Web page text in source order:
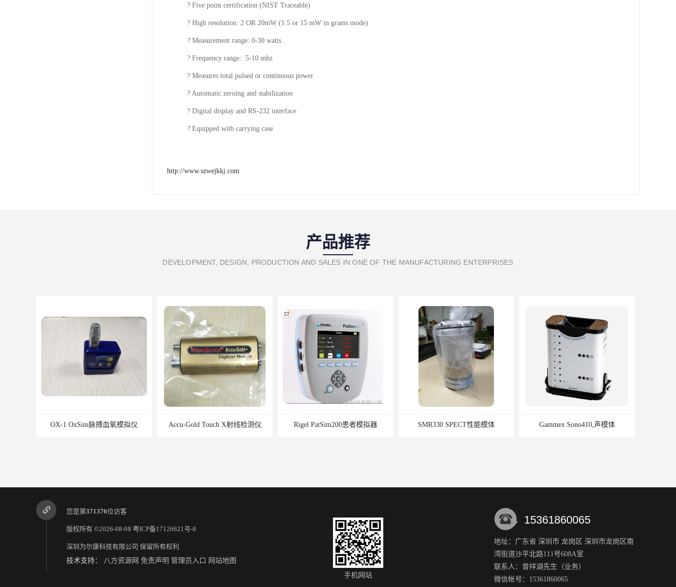
? Five point certification (NIST Traceable)
? High resolution: 2 OR 20mW (1.5 or 15 mW in grams mode)
? Measurement range: 0-30 watts
? Frequency range: .5-10 mhz
? Measures total pulsed or continuous power
? Automatic zeroing and stabilization
? Digital display and RS-232 interface
? Equipped with carrying case
http://www.szwejkkj.com
产品推荐
DEVELOPMENT, DESIGN, PRODUCTION AND SALES IN ONE OF THE MANUFACTURING ENTERPRISES
OX-1 OxSim脉搏血氧模拟仪 Accu-Gold Touch X射线检测仪 Rigel PatSim200患者模拟器 SMR330 SPECT性能模体 Gammex Sono410,声模体
CIRS 011A乳腺模体 德国IBP HDM97BQ血透机分析仪 Rigel SP-SIM脉搏血氧分析仪 SafeTest 60电气分析仪
您是第371376位访客
版权所有 ©2026-08-08 粤ICP备17126621号-8
深圳为尔康科技有限公司 保留所有权利.
技术支持： 八方资源网 免责声明 管理员入口 网站地图
手机网站
15361860065
地址：广东省 深圳市 龙岗区 深圳市龙岗区南
湾街道沙平北路111号608A室
联系人：曾祥湖先生 （业务）
微信帐号：15361860065